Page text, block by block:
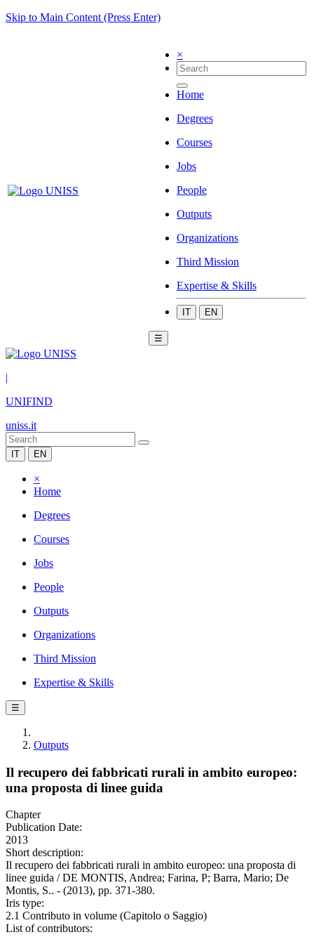
Skip to Main Content (Press Enter)
×
Home
Degrees
Courses
Jobs
People
Outputs
Organizations
Third Mission
Expertise & Skills
IT EN
☰
|
UNIFIND
uniss.it
IT EN
×
Home
Degrees
Courses
Jobs
People
Outputs
Organizations
Third Mission
Expertise & Skills
☰
Outputs
Il recupero dei fabbricati rurali in ambito europeo:
una proposta di linee guida
Chapter
Publication Date:
2013
Short description:
Il recupero dei fabbricati rurali in ambito europeo: una proposta di
linee guida / DE MONTIS, Andrea; Farina, P; Barra, Mario; De
Montis, S.. - (2013), pp. 371-380.
Iris type:
2.1 Contributo in volume (Capitolo o Saggio)
List of contributors: